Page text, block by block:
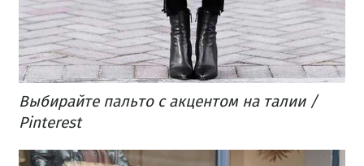
Выбирайте пальто с акцентом на талии /
Pinterest